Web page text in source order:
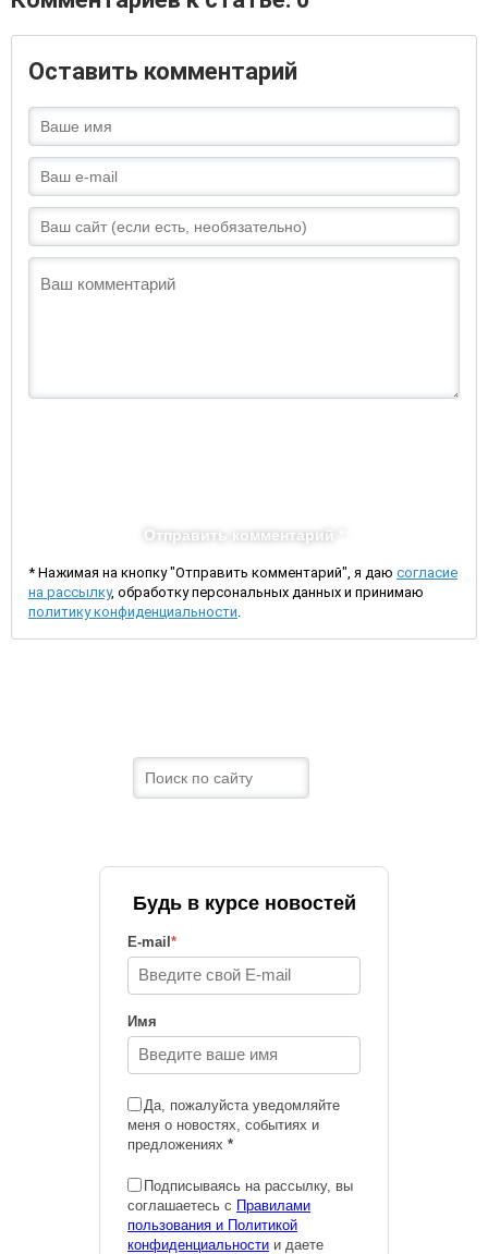
Оставить комментарий
Отправить комментарий *
* Нажимая на кнопку "Отправить комментарий", я даю согласие
на рассылку, обработку персональных данных и принимаю
политику конфиденциальности
Будь в курсе новостей
E-mail*
Имя
Да, пожалуйста уведомляйте
меня о новостях, событиях и
предложениях *
Подписываясь на рассылку, вы
соглашаетесь с Правилами
пользования и Политикой
конфиденциальности и даете